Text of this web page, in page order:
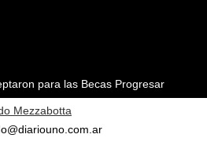
para las Becas Progresar
Mezzabotta